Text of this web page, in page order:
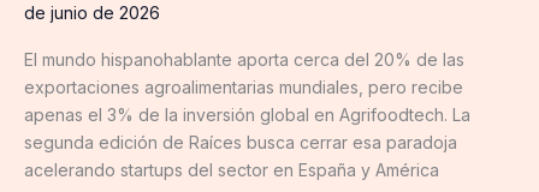
de junio de 2026
El mundo hispanohablante aporta cerca del 20% de las
exportaciones agroalimentarias mundiales, pero recibe
apenas el 3% de la inversión global en Agrifoodtech. La
segunda edición de Raíces busca cerrar esa paradoja
acelerando startups del sector en España y América